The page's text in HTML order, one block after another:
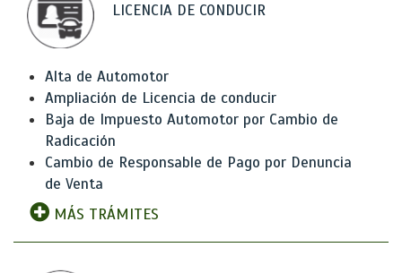
LICENCIA DE CONDUCIR
Alta de Automotor
Ampliación de Licencia de conducir
Baja de Impuesto Automotor por Cambio de
Radicación
Cambio de Responsable de Pago por Denuncia
de Venta
MÁS TRÁMITES